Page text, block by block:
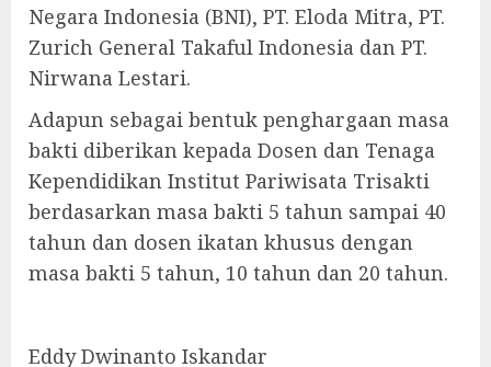
Negara Indonesia (BNI), PT. Eloda Mitra, PT.
Zurich General Takaful Indonesia dan PT.
Nirwana Lestari.
Adapun sebagai bentuk penghargaan masa
bakti diberikan kepada Dosen dan Tenaga
Kependidikan Institut Pariwisata Trisakti
berdasarkan masa bakti 5 tahun sampai 40
tahun dan dosen ikatan khusus dengan
masa bakti 5 tahun, 10 tahun dan 20 tahun.
Eddy Dwinanto Iskandar